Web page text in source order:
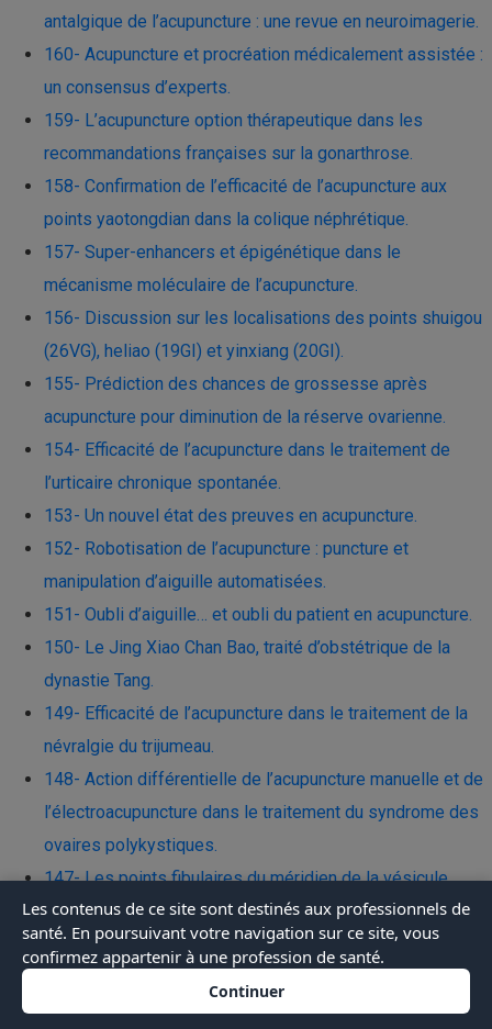
antalgique de l’acupuncture : une revue en neuroimagerie.
160- Acupuncture et procréation médicalement assistée :
un consensus d’experts.
159- L’acupuncture option thérapeutique dans les
recommandations françaises sur la gonarthrose.
158- Confirmation de l’efficacité de l’acupuncture aux
points yaotongdian dans la colique néphrétique.
157- Super-enhancers et épigénétique dans le
mécanisme moléculaire de l’acupuncture.
156- Discussion sur les localisations des points shuigou
(26VG), heliao (19GI) et yinxiang (20GI)​.
155- Prédiction des chances de grossesse après
acupuncture pour diminution de la réserve ovarienne.
154- Efficacité de l’acupuncture dans le traitement de
l’urticaire chronique spontanée.
153- Un nouvel état des preuves en acupuncture.
152- Robotisation de l’acupuncture : puncture et
manipulation d’aiguille automatisées.
151- Oubli d’aiguille… et oubli du patient en acupuncture.
150- Le Jing Xiao Chan Bao, traité d’obstétrique de la
dynastie Tang.
149- Efficacité de l’acupuncture dans le traitement de la
névralgie du trijumeau.
148- Action différentielle de l’acupuncture manuelle et de
l’électroacupuncture dans le traitement du syndrome des
ovaires polykystiques.
147- Les points fibulaires du méridien de la vésicule
biliaire.
146- Quels paramètres pour une manipulation de l’aiguille
145- Quel est le risque de blessure par piqûre d’aiguille
Les contenus de ce site sont destinés aux professionnels de
santé. En poursuivant votre navigation sur ce site, vous
confirmez appartenir à une profession de santé.
Continuer